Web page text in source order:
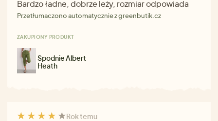
Bardzo ładne, dobrze leży, rozmiar odpowiada
Przetłumaczono automatycznie z greenbutik.cz
ZAKUPIONY PRODUKT
Spodnie Albert
Heath
Rok temu